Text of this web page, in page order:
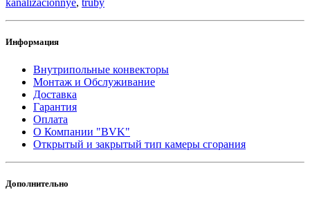
kanalizacionnye, truby
Информация
Внутрипольные конвекторы
Монтаж и Обслуживание
Доставка
Гарантия
Оплата
О Компании "BVK"
Открытый и закрытый тип камеры сгорания
Дополнительно